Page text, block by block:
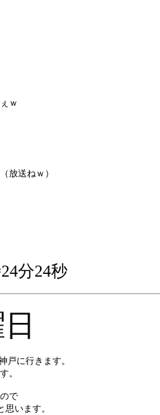
ｗ
放送ねｗ）
分24秒
戸に行きます。
。
で
思います。